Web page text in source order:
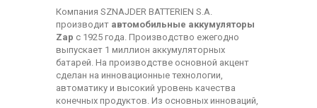
Компания SZNAJDER BATTERIEN S.A.
производит автомобильные аккумуляторы
Zap с 1925 года. Производство ежегодно
выпускает 1 миллион аккумуляторных
батарей. На производстве основной акцент
сделан на инновационные технологии,
автоматику и высокий уровень качества
конечных продуктов. Из основных инноваций,